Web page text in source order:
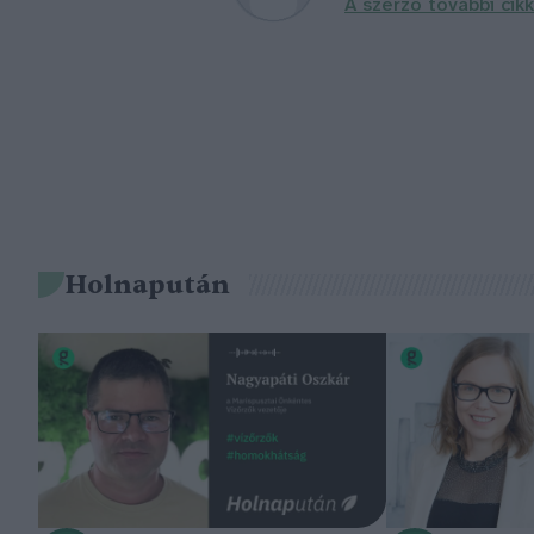
A szerző további
Holnapután